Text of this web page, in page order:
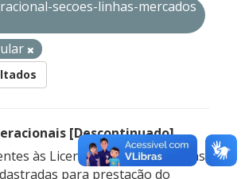
secoes-linhas-mercados
[Descontinuado]
às Licenças Operacionais das
para prestação do